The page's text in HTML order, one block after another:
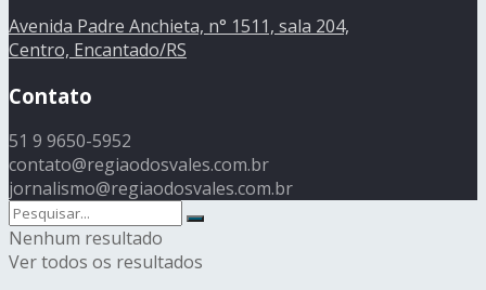
Avenida Padre Anchieta, n° 1511, sala 204,
Centro, Encantado/RS
Contato
51 9 9650-5952
contato@regiaodosvales.com.br
jornalismo@regiaodosvales.com.br
Nenhum resultado
Ver todos os resultados